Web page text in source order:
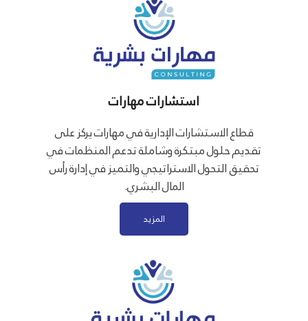
استشارات مهارات
قطاع الاستشارات الإدارية في مهارات يركز على
تقديم حلول مبتكرة وشاملة تدعم المنظمات في
تحقيق التحول الاستراتيجي والتميز في إدارة رأس
المال البشري.
المزيد